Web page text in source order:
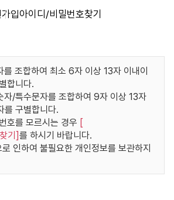
입아이디/비밀번호찾기
조합하여 최소 6자 이상 13자 이내이
합니다.
자/특수문자를 조합하여 9자 이상 13자
를 구별합니다.
호를 모르시는 경우 [
기 ]를 하시기 바랍니다.
인하여 불필요한 개인정보를 보관하지